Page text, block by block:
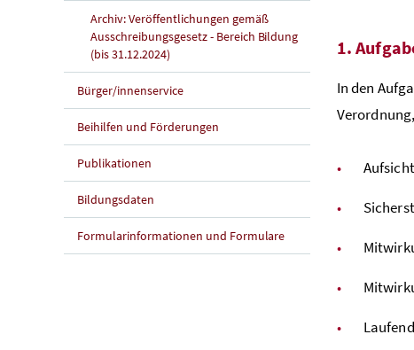
Archiv: Veröffentlichungen gemäß
Ausschreibungsgesetz - Bereich Bildung
(bis 31.12.2024)
Bürger/innenservice
Beihilfen und Förderungen
Publikationen
Bildungsdaten
Formularinformationen und Formulare
1.
In den
Verordnung,